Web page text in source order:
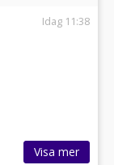
Idag 11:38
Visa mer